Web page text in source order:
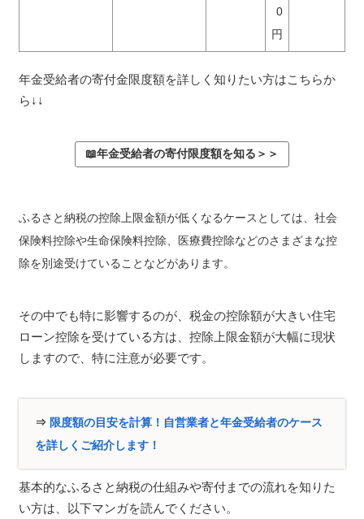
0
円
年金受給者の寄付金限度額を詳しく知りたい方はこちらか
ら↓↓
📖年金受給者の寄付限度額を知る＞＞
ふるさと納税の控除上限金額が低くなるケースとしては、社会
保険料控除や生命保険料控除、医療費控除などのさまざまな控
除を別途受けていることなどがあります。
その中でも特に影響するのが、税金の控除額が大きい住宅
ローン控除を受けている方は、控除上限金額が大幅に現状
しますので、特に注意が必要です。
⇒ 限度額の目安を計算！自営業者と年金受給者のケース
を詳しくご紹介します！
基本的なふるさと納税の仕組みや寄付までの流れを知りた
い方は、以下マンガを読んでください。